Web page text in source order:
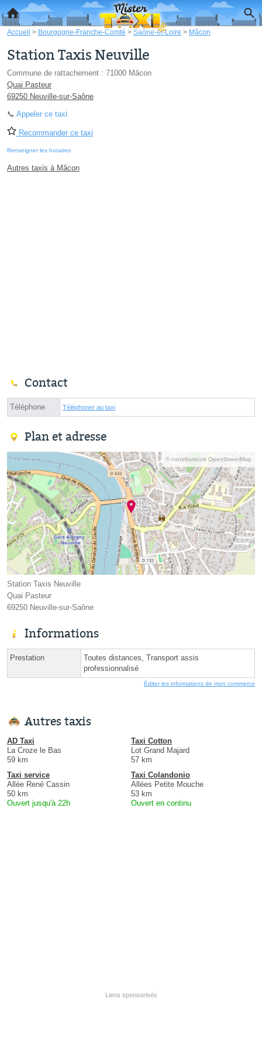
Accueil > Bourgogne-Franche-Comté > Saône-et-Loire > Mâcon
Station Taxis Neuville
Commune de rattachement : 71000 Mâcon
Quai Pasteur
69250 Neuville-sur-Saône
📞 Appeler ce taxi
Recommander ce taxi
Renseigner les horaires
Autres taxis à Mâcon
Contact
Téléphone Téléphoner au taxi
Plan et adresse
© contributeurs OpenStreetMap
Station Taxis Neuville
Quai Pasteur
69250 Neuville-sur-Saône
Informations
Prestation
Toutes distances, Transport assis
professionnalisé
Éditer les informations de mon commerce
Autres taxis
AD Taxi
La Croze le Bas
59 km
Taxi Cotton
Lot Grand Majard
57 km
Taxi service
Allée René Cassin
50 km
Ouvert jusqu'à 22h
Taxi Colandonio
Allées Petite Mouche
53 km
Ouvert en continu